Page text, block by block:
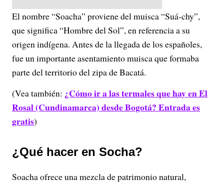
El nombre “Soacha” proviene del muisca “Suá-chy”,
que significa “Hombre del Sol”, en referencia a su
origen indígena. Antes de la llegada de los españoles,
fue un importante asentamiento muisca que formaba
parte del territorio del zipa de Bacatá.
(Vea también: ¿Cómo ir a las termales que hay en El
Rosal (Cundinamarca) desde Bogotá? Entrada es
gratis)
¿Qué hacer en Socha?
Soacha ofrece una mezcla de patrimonio natural,